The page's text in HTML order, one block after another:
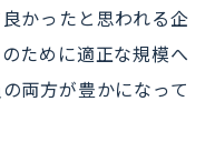
かったと思われる企
ために適正な規模へ
両方が豊かになって